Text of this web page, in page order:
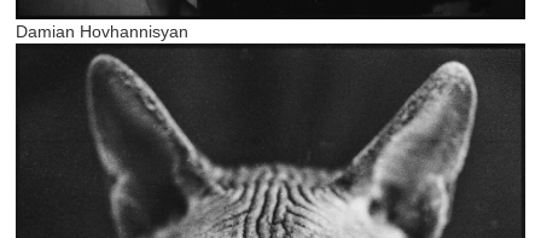
Damian Hovhannisyan